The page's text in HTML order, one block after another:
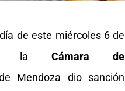
de este miércoles 6 de
laCámara de
Mendoza dio sanción